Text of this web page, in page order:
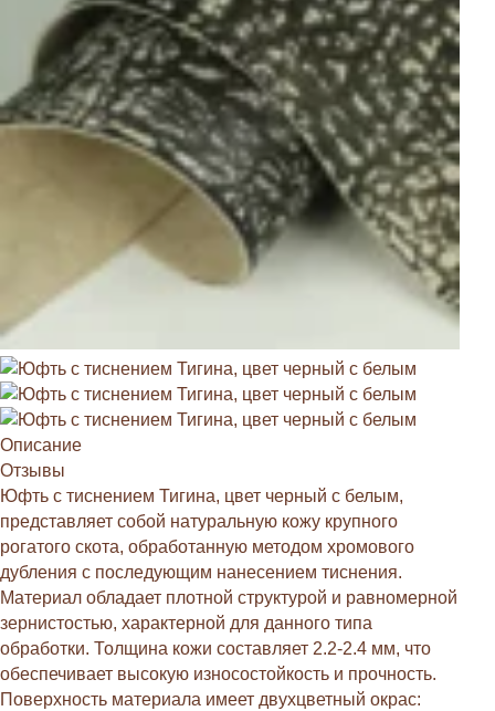
Описание
Отзывы
Юфть с тиснением Тигина, цвет черный с белым,
представляет собой натуральную кожу крупного
рогатого скота, обработанную методом хромового
дубления с последующим нанесением тиснения.
Материал обладает плотной структурой и равномерной
зернистостью, характерной для данного типа
обработки. Толщина кожи составляет 2.2-2.4 мм, что
обеспечивает высокую износостойкость и прочность.
Поверхность материала имеет двухцветный окрас: